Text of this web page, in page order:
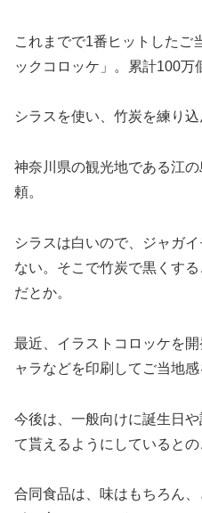
これまでで1番ヒットしたご
ックコロッケ」。累計100万
シラスを使い、竹炭を練り込
神奈川県の観光地である江
頼。
シラスは白いので、ジャガ
ない。そこで竹炭で黒くす
だとか。
最近、イラストコロッケを
ャラなどを印刷してご当地感
今後は、一般向けに誕生日
て貰えるようにしているとの
合同食品は、味はもちろん